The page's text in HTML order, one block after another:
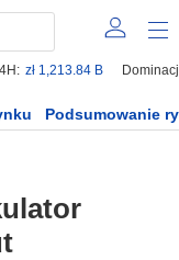
zł 1,213.84 B
Podsumowanie